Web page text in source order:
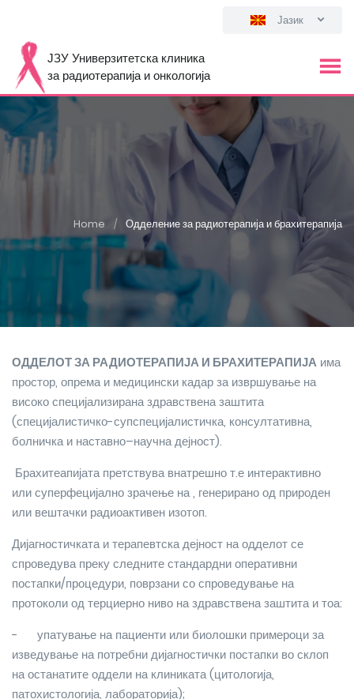
Јазик
ЈЗУ Универзитетска клиника
за радиотерапија и онкологија
Home / Одделение за радиотерапија и брахитерапија
ОДДЕЛОТ ЗА РАДИОТЕРАПИЈА И БРАХИТЕРАПИЈА има
простор, опрема и медицински кадар за извршување на
високо специјализирана здравствена заштита
(специјалистичко-супспецијалистичка, консултативна,
болничка и наставно–научна дејност).
Брахитеапијата претствува внатрешно т.е интерактивно
или суперфецијално зрачење на , генерирано од природен
или вештачки радиоактивен изотоп.
Дијагностичката и терапевтска дејност на одделот се
спроведува преку следните стандардни оперативни
постапки/процедури, поврзани со спроведување на
протоколи од терциерно ниво на здравствена заштита и тоа:
-
упатување на пациенти или биолошки примероци за
изведување на потребни дијагностички постапки во склоп
на останатите оддели на клиниката (цитологија,
патохистологија, лабораторија);